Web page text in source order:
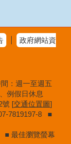
政府網站資
：週一至週五
、例假日休息
號 [交通位置圖]
7819197-8 ■
■ 最佳瀏覽螢幕